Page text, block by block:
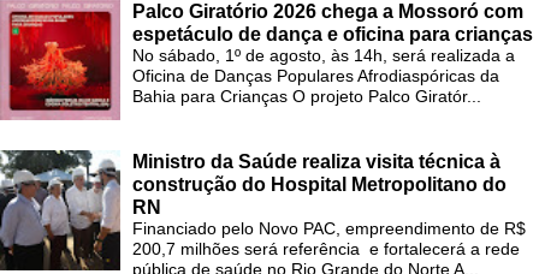
Palco Giratório 2026 chega a Mossoró com
espetáculo de dança e oficina para crianças
No sábado, 1º de agosto, às 14h, será realizada a
Oficina de Danças Populares Afrodiaspóricas da
Bahia para Crianças O projeto Palco Giratór...
Ministro da Saúde realiza visita técnica à
construção do Hospital Metropolitano do
RN
Financiado pelo Novo PAC, empreendimento de R$
200,7 milhões será referência e fortalecerá a rede
pública de saúde no Rio Grande do Norte A...